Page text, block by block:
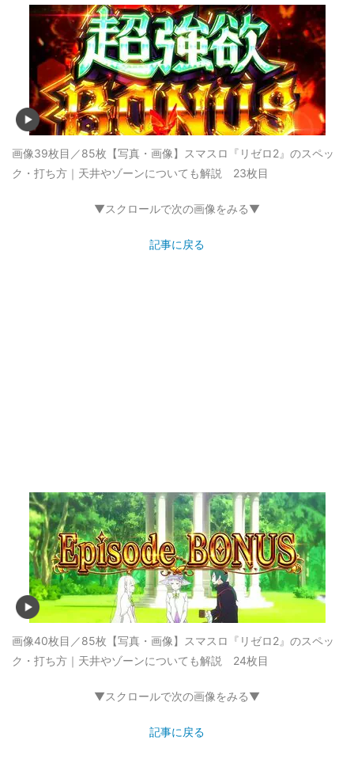
画像39枚目／85枚 【写真・画像】スマスロ『リゼロ2』のスペッ
ク・打ち方｜天井やゾーンについても解説 23枚目
▼スクロールで次の画像をみる▼
記事に戻る
画像40枚目／85枚 【写真・画像】スマスロ『リゼロ2』のスペッ
ク・打ち方｜天井やゾーンについても解説 24枚目
▼スクロールで次の画像をみる▼
記事に戻る